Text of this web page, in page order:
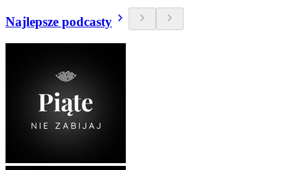
Najlepsze podcasty